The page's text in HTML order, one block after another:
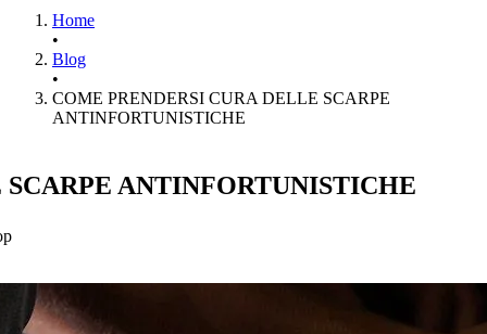
Home
•
Blog
•
COME PRENDERSI CURA DELLE SCARPE
ANTINFORTUNISTICHE
ANTINFORTUNISTICHE